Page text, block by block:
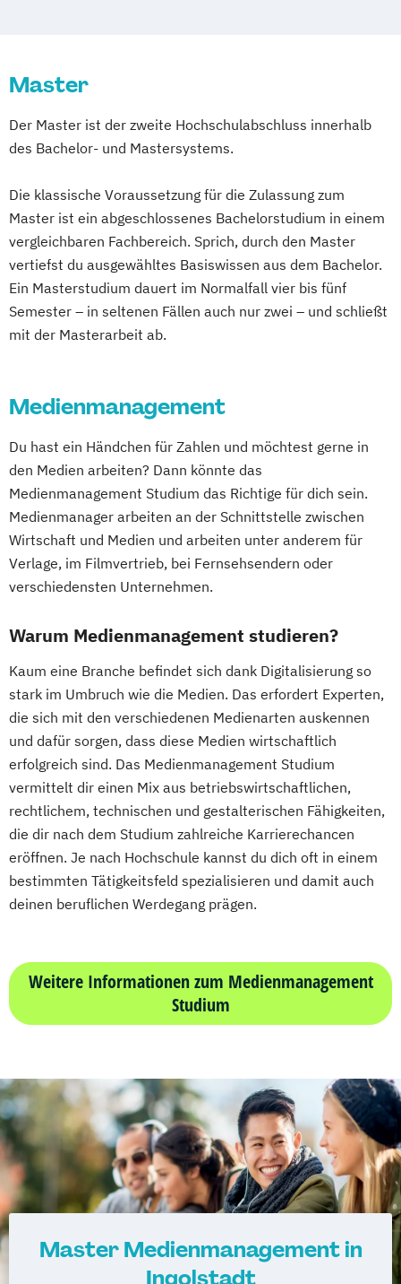
Master
Der Master ist der zweite Hochschulabschluss innerhalb
des Bachelor- und Mastersystems.
Die klassische Voraussetzung für die Zulassung zum
Master ist ein abgeschlossenes Bachelorstudium in einem
vergleichbaren Fachbereich. Sprich, durch den Master
vertiefst du ausgewähltes Basiswissen aus dem Bachelor.
Ein Masterstudium dauert im Normalfall vier bis fünf
Semester – in seltenen Fällen auch nur zwei – und schließt
mit der Masterarbeit ab.
Medienmanagement
Du hast ein Händchen für Zahlen und möchtest gerne in
den Medien arbeiten? Dann könnte das
Medienmanagement Studium das Richtige für dich sein.
Medienmanager arbeiten an der Schnittstelle zwischen
Wirtschaft und Medien und arbeiten unter anderem für
Verlage, im Filmvertrieb, bei Fernsehsendern oder
verschiedensten Unternehmen.
Warum Medienmanagement studieren?
Kaum eine Branche befindet sich dank Digitalisierung so
stark im Umbruch wie die Medien. Das erfordert Experten,
die sich mit den verschiedenen Medienarten auskennen
und dafür sorgen, dass diese Medien wirtschaftlich
erfolgreich sind. Das Medienmanagement Studium
vermittelt dir einen Mix aus betriebswirtschaftlichen,
rechtlichem, technischen und gestalterischen Fähigkeiten,
die dir nach dem Studium zahlreiche Karrierechancen
eröffnen. Je nach Hochschule kannst du dich oft in einem
bestimmten Tätigkeitsfeld spezialisieren und damit auch
deinen beruflichen Werdegang prägen.
Weitere Informationen zum Medienmanagement
Studium
Master Medienmanagement in
Ingolstadt